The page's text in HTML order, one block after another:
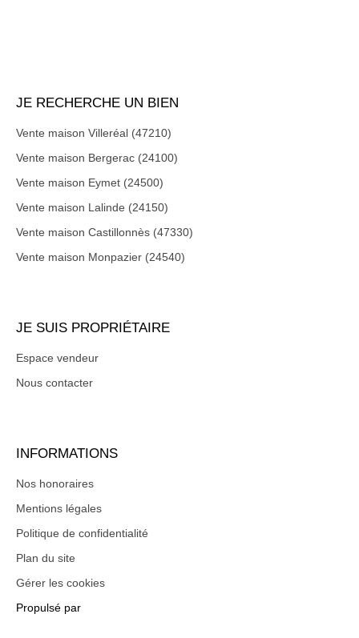
JE RECHERCHE UN BIEN
Vente maison Villeréal (47210)
Vente maison Bergerac (24100)
Vente maison Eymet (24500)
Vente maison Lalinde (24150)
Vente maison Castillonnès (47330)
Vente maison Monpazier (24540)
JE SUIS PROPRIÉTAIRE
Espace vendeur
Nous contacter
INFORMATIONS
Nos honoraires
Mentions légales
Politique de confidentialité
Plan du site
Gérer les cookies
Propulsé par